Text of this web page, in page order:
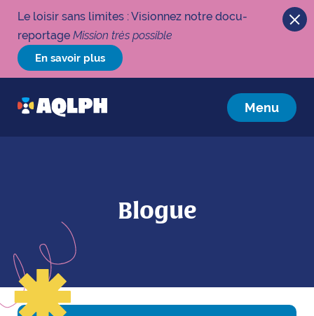
Le loisir sans limites : Visionnez notre docu-
reportage Mission très possible
En savoir plus
Menu
Blogue